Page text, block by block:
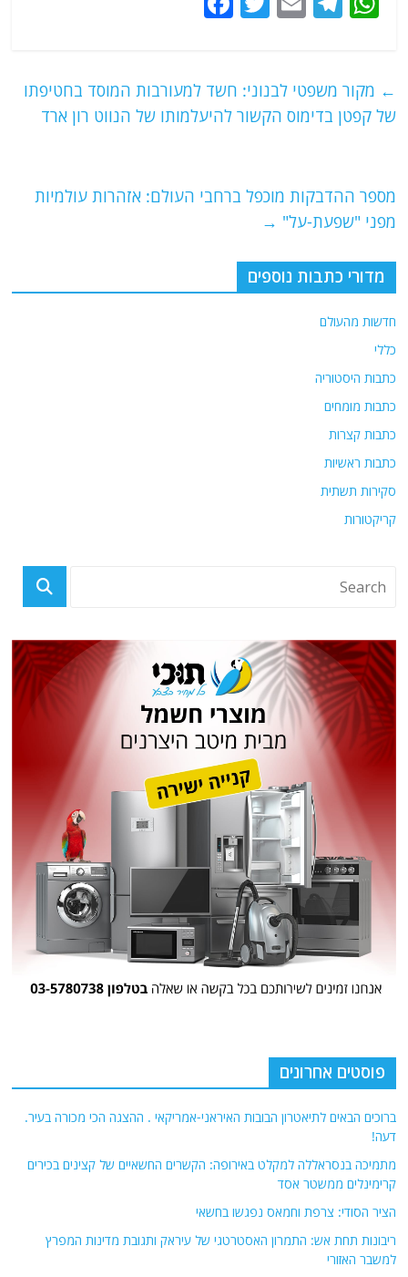
s
A
g
ra
l
er
e
b
k
← מקור משפטי לבנוני: חשד למעורבות המוסד בחטיפתו
של קפטן בדימוס הקשור להיעלמותו של הנווט רון ארד
מספר ההדבקות מוכפל ברחבי העולם: אזהרות עולמיות
מפני "שפעת-על" →
מדורי כתבות נוספים
חדשות מהעולם
כללי
כתבות היסטוריה
כתבות מומחים
כתבות קצרות
כתבות ראשיות
סקירות תשתית
קריקטורות
פוסטים אחרונים
ברוכים הבאים לתיאטרון הבובות האיראני-אמריקאי . ההצגה הכי מכורה בעיר.
דעה!
מתמיכה בנסראללה למקלט באירופה: הקשרים החשאיים של קצינים בכירים
קרימינלים ממשטר אסד
הציר הסודי: צרפת וחמאס נפגשו בחשאי
ריבונות תחת אש: התמרון האסטרטגי של עיראק ותגובת מדינות המפרץ
למשבר האזורי